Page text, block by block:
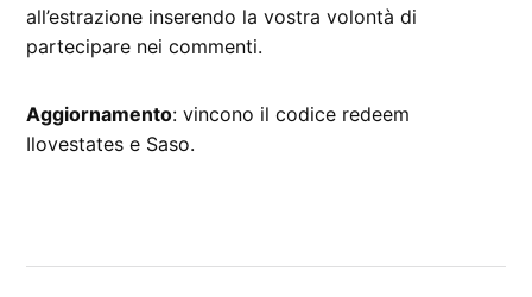
all’estrazione inserendo la vostra volontà di
partecipare nei commenti.
Aggiornamento: vincono il codice redeem
Ilovestates e Saso.